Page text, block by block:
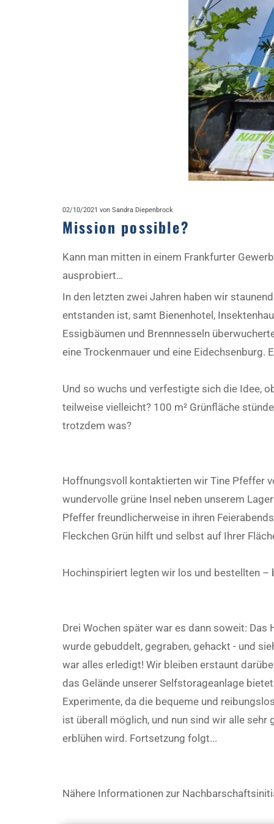
02/10/2021 von Sandra Diepenbrock
Mission possible?
Kann man mitten in einem Frankfurter
ausprobiert…
In den letzten zwei Jahren haben wir
entstanden ist, samt Bienenhotel,
Essigbäumen und Brennnesseln
eine Trockenmauer und eine Eidechsenburg.
Und so wuchs und verfestigte sich die Idee,
teilweise vielleicht? 100 m² Grünfläche
trotzdem was?
Hoffnungsvoll kontaktierten wir Tine Pfeffer
wundervolle grüne Insel neben unserem
Pfeffer freundlicherweise in ihren
Fleckchen Grün hilft und selbst auf Ihrer
Hochinspiriert legten wir los und bestellten –
Drei Wochen später war es dann soweit:
wurde gebuddelt, gegraben, gehackt - und
war alles erledigt! Wir bleiben erstaunt
das Gelände unserer Selfstorageanlage
Experimente, da die bequeme und
ist überall möglich, und nun sind wir alle
erblühen wird. Fortsetzung folgt...
Nähere Informationen zur